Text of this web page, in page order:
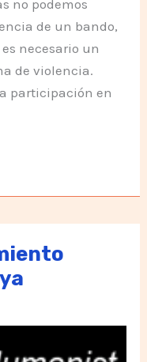
no podemos
de un bando,
necesario un
de violencia.
participación en